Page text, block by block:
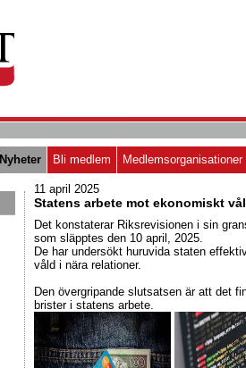
Nyheter Bli medlem Medlemsorganisationer
11 april 2025
Statens arbete mot ekonomiskt
Det konstaterar Riksrevisionen i sin
som släpptes den 10 april, 2025.
De har undersökt huruvida staten
våld i nära relationer.
Den övergripande slutsatsen är att det
brister i statens arbete.